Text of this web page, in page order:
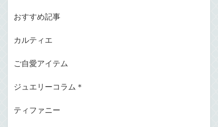
おすすめ記事
カルティエ
ご自愛アイテム
ジュエリーコラム＊
ティファニー